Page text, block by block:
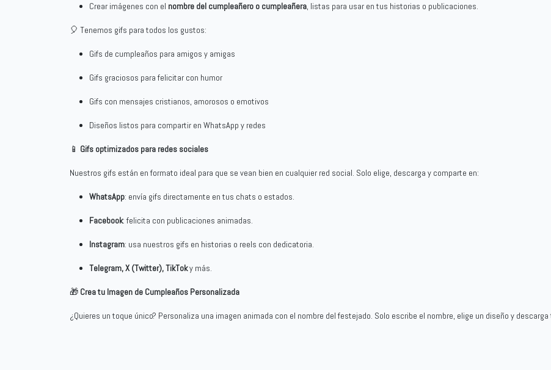
Crear imágenes con el nombre del cumpleañero o cumpleañera, listas para usar en tus historias o publicaciones.
🎈 Tenemos gifs para todos los gustos:
Gifs de cumpleaños para amigos y amigas
Gifs graciosos para felicitar con humor
Gifs con mensajes cristianos, amorosos o emotivos
Diseños listos para compartir en WhatsApp y redes
📱 Gifs optimizados para redes sociales
Nuestros gifs están en formato ideal para que se vean bien en cualquier red social. Solo elige, descarga y comparte en:
WhatsApp: envía gifs directamente en tus chats o estados.
Facebook: felicita con publicaciones animadas.
Instagram: usa nuestros gifs en historias o reels con dedicatoria.
Telegram, X (Twitter), TikToky más.
🎁 Crea tu Imagen de Cumpleaños Personalizada
¿Quieres un toque único? Personaliza una imagen animada con el nombre del festejado. Solo escribe el nombre, elige un diseño y